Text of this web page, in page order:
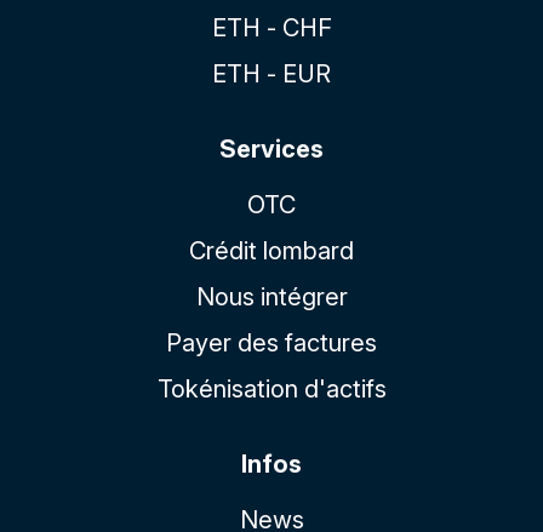
ETH - CHF
ETH - EUR
Services
OTC
Crédit lombard
Nous intégrer
Payer des factures
Tokénisation d'actifs
Infos
News